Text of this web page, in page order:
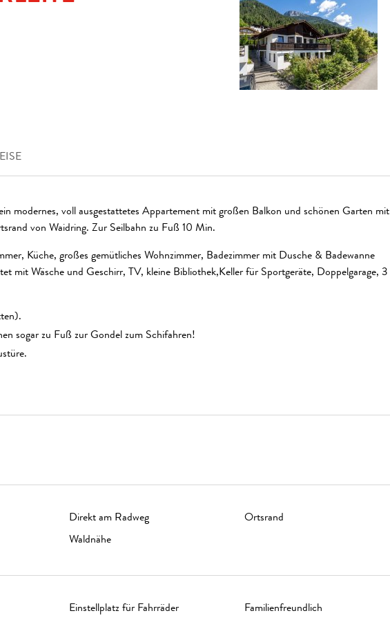
modernes, voll ausgestattetes Appartement mit großen Balkon und schönen Garten mit
von Waidring. Zur Seilbahn zu Fuß 10 Min.
Küche, großes gemütliches Wohnzimmer, Badezimmer mit Dusche & Badewanne
mit Wäsche und Geschirr, TV, kleine Bibliothek,Keller für Sportgeräte, Doppelgarage, 3
sogar zu Fuß zur Gondel zum Schifahren!
Direkt am Radweg
Ortsrand
Waldnähe
Einstellplatz für Fahrräder
Familienfreundlich